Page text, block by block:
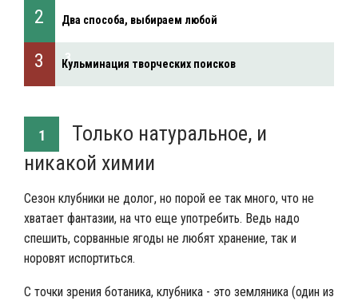
Два способа, выбираем любой
Кульминация творческих поисков
1
Только натуральное, и
никакой химии
Сезон клубники не долог, но порой ее так много, что не
хватает фантазии, на что еще употребить. Ведь надо
спешить, сорванные ягоды не любят хранение, так и
норовят испортиться.
С точки зрения ботаника, клубника - это земляника (один из